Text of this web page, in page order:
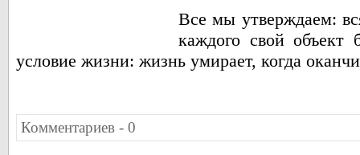
Все мы утверждаем:
каждого свой объект
условие жизни: жизнь умирает, когда
Комментариев - 0